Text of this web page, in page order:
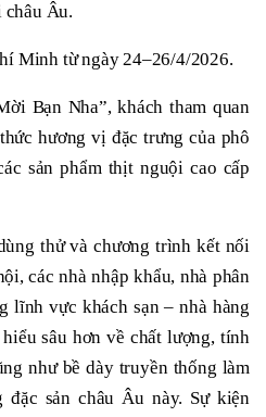
châu Âu.
Minh từ ngày 24–26/4/2026.
Bạn Nha”, khách tham quan
hương vị đặc trưng của phô
sản phẩm thịt nguội cao cấp
thử và chương trình kết nối
các nhà nhập khẩu, nhà phân
lĩnh vực khách sạn – nhà hàng
sâu hơn về chất lượng, tính
như bề dày truyền thống làm
đặc sản châu Âu này. Sự kiện